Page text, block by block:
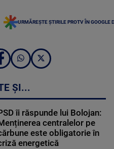
URMĂREȘTE ȘTIRILE PROTV ÎN GOOGLE
ȘI...
îi răspunde lui Bolojan:
centralelor pe
este obligatorie în
energetică